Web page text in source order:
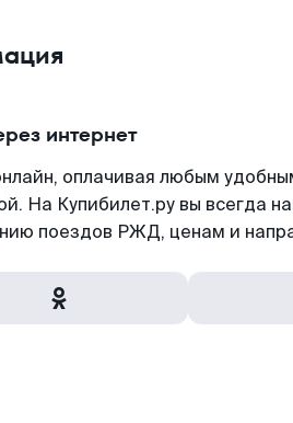
интернет
оплачивая любым
На Купибилет.ру вы всегда
поездов РЖД, ценам и